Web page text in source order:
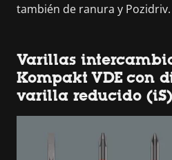
también de ranura y Pozidriv.
Varillas
Kompakt VDE con
varilla reducido (iS)